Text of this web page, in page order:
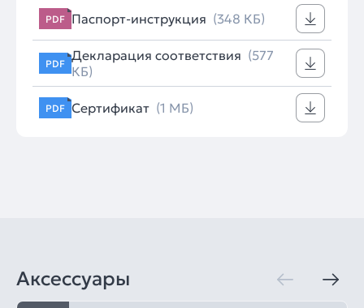
PDF Паспорт-инструкция (348 КБ)
PDF Декларация соответствия (577
КБ)
PDF Сертификат (1 МБ)
Аксессуары